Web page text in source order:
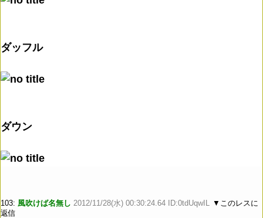
ダッフル
ダウン
103: 風吹けば名無し 2012/11/28(水) 00:30:24.64 ID:0tdUqwIL
▼このレスに
返信